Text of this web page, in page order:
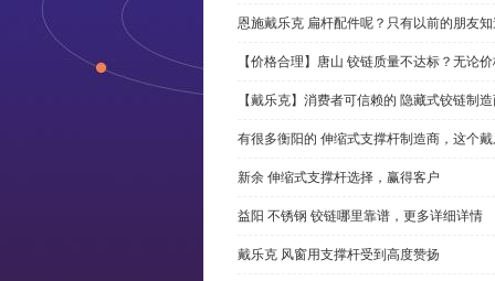
恩施戴乐克 扁杆配件呢？只有以前的朋友
【价格合理】唐山 铰链质量不达标？无论
【戴乐克】消费者可信赖的 隐藏式铰链制
有很多衡阳的 伸缩式支撑杆制造商，这个
新余 伸缩式支撑杆选择，赢得客户
益阳 不锈钢 铰链哪里靠谱，更多详细详情
戴乐克 风窗用支撑杆受到高度赞扬